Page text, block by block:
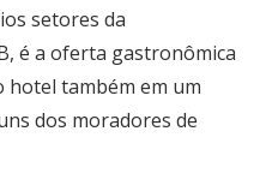
setores da
é a oferta gastronômica
também em um
dos moradores de